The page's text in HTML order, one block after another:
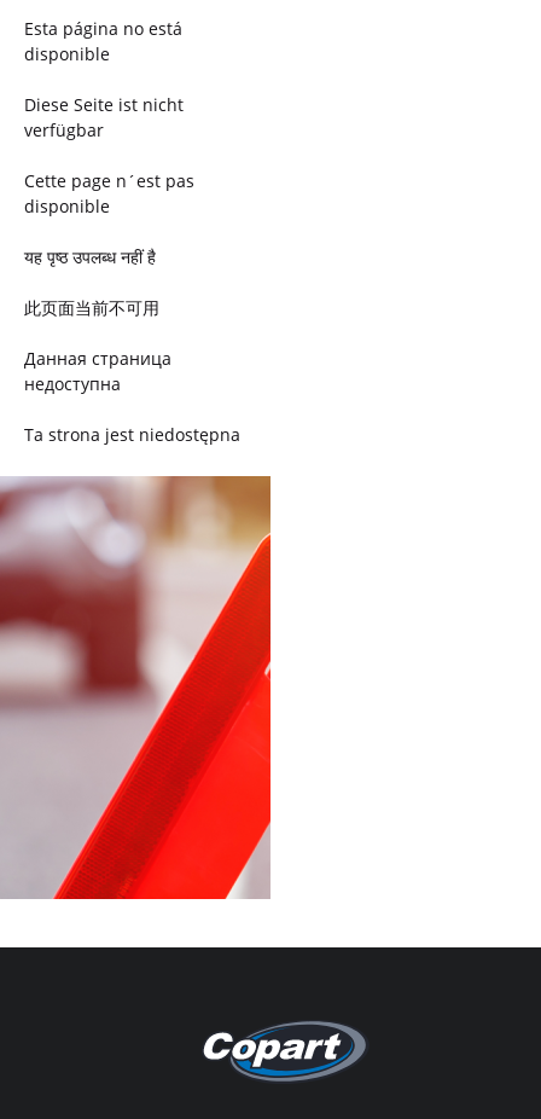
Esta página no está
disponible
Diese Seite ist nicht
verfügbar
Cette page n´est pas
disponible
यह पृष्ठ उपलब्ध नहीं है
此页面当前不可用
Данная страница
недоступна
Ta strona jest niedostępna
Trang này không có
Esta página não está
disponível
このページは現在利用できま
せん
Pagina non disponibile
هذه الصفحة غير متوفرة